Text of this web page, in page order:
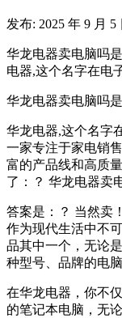
发布: 2025 年 9 月 5
华龙电器卖电脑吗
电器,这个名字在电
华龙电器卖电脑吗
华龙电器,这个名字
一家专注于家电销
富的产品线和高质
了：？ 华龙电器卖
答案是：？ 当然卖
作为现代生活中不
品其中一个，无论
种型号、品牌的电脑
在华龙电器，你不
的笔记本电脑，无